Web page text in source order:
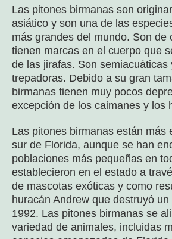
Las pitones birmanas son
asiático y son una de las
más grandes del mundo. Son de
tienen marcas en el cuerpo que
de las jirafas. Son semiacuáticas
trepadoras. Debido a su gran
birmanas tienen muy pocos
excepción de los caimanes y los
Las pitones birmanas están más
sur de Florida, aunque se han
poblaciones más pequeñas en
establecieron en el estado a
de mascotas exóticas y como
huracán Andrew que destruyó
1992. Las pitones birmanas se
variedad de animales, incluidas